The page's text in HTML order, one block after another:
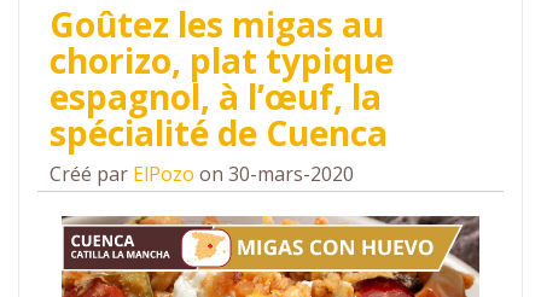
Goûtez les migas au
chorizo, plat typique
espagnol, à l’œuf, la
spécialité de Cuenca
Créé par ElPozo on 30-mars-2020